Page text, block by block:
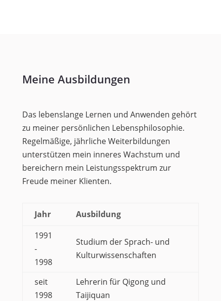
Meine Ausbildungen
Das lebenslange Lernen und Anwenden gehört
zu meiner persönlichen Lebensphilosophie.
Regelmäßige, jährliche Weiterbildungen
unterstützen mein inneres Wachstum und
bereichern mein Leistungsspektrum zur
Freude meiner Klienten.
Jahr
Ausbildung
1991
-
1998
Studium der Sprach- und
Kulturwissenschaften
seit
1998
Lehrerin für Qigong und
Taijiquan